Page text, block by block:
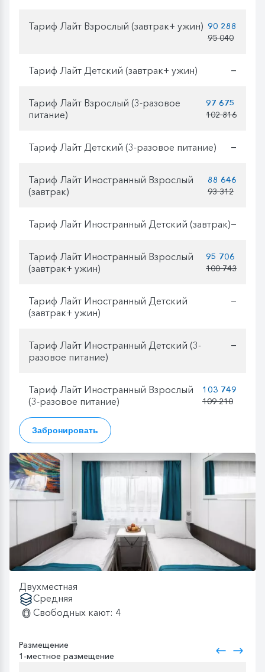
Тариф Лайт Взрослый (завтрак+ ужин) 90 288
95 040
Тариф Лайт Детский (завтрак+ ужин) —
Тариф Лайт Взрослый (3-разовое
питание)
97 675
102 816
Тариф Лайт Детский (3-разовое питание) —
Тариф Лайт Иностранный Взрослый
(завтрак)
88 646
93 312
Тариф Лайт Иностранный Детский (завтрак)—
Тариф Лайт Иностранный Взрослый
(завтрак+ ужин)
95 706
100 743
Тариф Лайт Иностранный Детский
(завтрак+ ужин)
—
Тариф Лайт Иностранный Детский (3-
разовое питание)
—
Тариф Лайт Иностранный Взрослый
(3-разовое питание)
103 749
109 210
Забронировать
Двухместная
Средняя
Свободных кают: 4
Размещение
1-местное размещение